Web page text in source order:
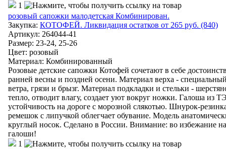
1
розовый сапожки малодетская Комбинирован.
Закупка: КОТОФЕЙ. Ликвидация остатков от 265 руб. (840)
Артикул: 264044-41
Размер: 23-24, 25-26
Цвет: розовый
Материал: Комбинированный
Розовые детские сапожки Котофей сочетают в себе
ранней весны и поздней осени. Материал верха -
ветра, грязи и брызг. Материал подкладки и стельки -
тепло, отводит влагу, создает уют вокруг ножки. Галоша из
устойчивость на дороге с морозной слякотью. Шнурок-
ремешок с липучкой облегчает обувание. Модель
круглый носок. Сделано в России. Внимание: во избежание
галоши!
1